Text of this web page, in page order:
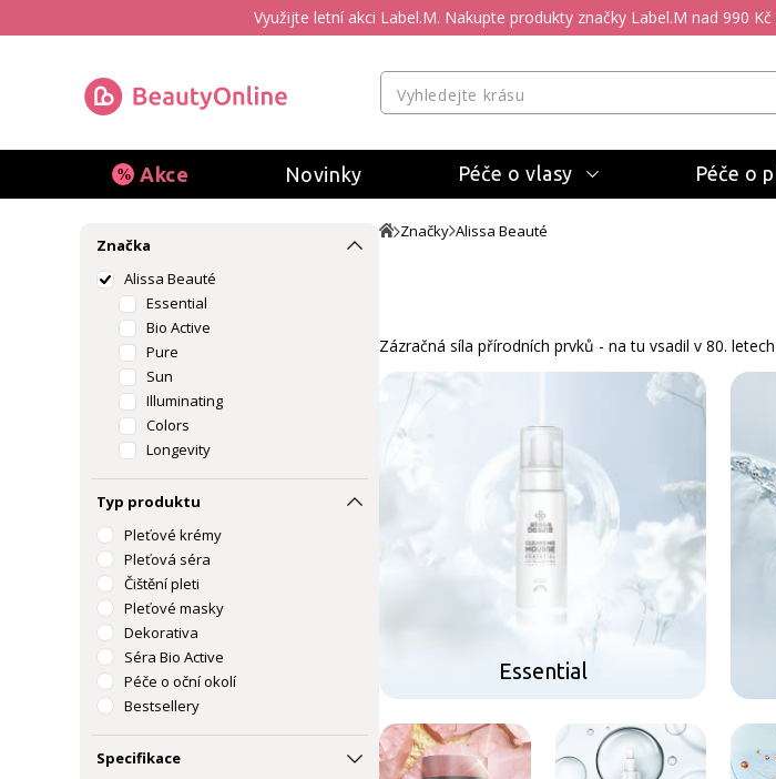
Využijte letní akci Label.M. Nakupte produkty značky Label.M nad 990
Akce Novinky Péče o vlasy Péče o
Značka
Alissa Beauté
Essential
Bio Active
Pure
Sun
Illuminating
Colors
Longevity
Delicate
Perfection
Timeless
Radiance
Hydra-Ox
UpLift
Typ produktu
Pleťové krémy
Pleťová séra
Čištění pleti
Pleťové masky
Dekorativa
Séra Bio Active
Péče o oční okolí
Bestsellery
Cestovní balení na pleť
Specifikace
Značky Alissa Beauté
Zázračná síla přírodních prvků - na tu vsadil v 80.
Essential